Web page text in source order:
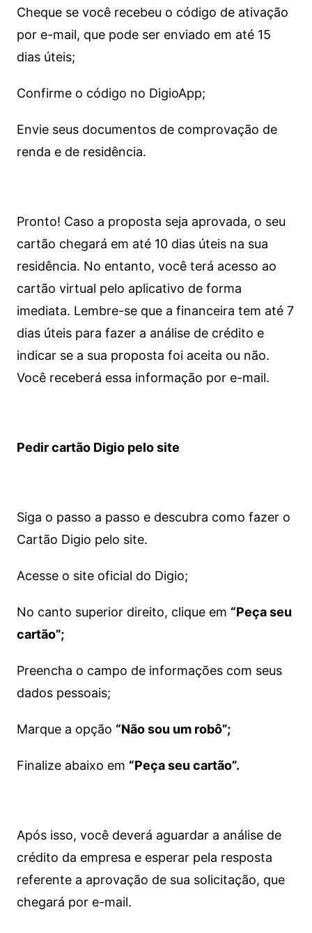
Cheque se você recebeu o código de ativação
por e-mail, que pode ser enviado em até 15
dias úteis;
Confirme o código no DigioApp;
Envie seus documentos de comprovação de
renda e de residência.
Pronto! Caso a proposta seja aprovada, o seu
cartão chegará em até 10 dias úteis na sua
residência. No entanto, você terá acesso ao
cartão virtual pelo aplicativo de forma
imediata. Lembre-se que a financeira tem até 7
dias úteis para fazer a análise de crédito e
indicar se a sua proposta foi aceita ou não.
Você receberá essa informação por e-mail.
Pedir cartão Digio pelo site
Siga o passo a passo e descubra como fazer o
Cartão Digio pelo site.
Acesse o site oficial do Digio;
No canto superior direito, clique em “Peça seu
cartão”;
Preencha o campo de informações com seus
dados pessoais;
Marque a opção “Não sou um robô”;
Finalize abaixo em “Peça seu cartão”.
Após isso, você deverá aguardar a análise de
crédito da empresa e esperar pela resposta
referente a aprovação de sua solicitação, que
chegará por e-mail.